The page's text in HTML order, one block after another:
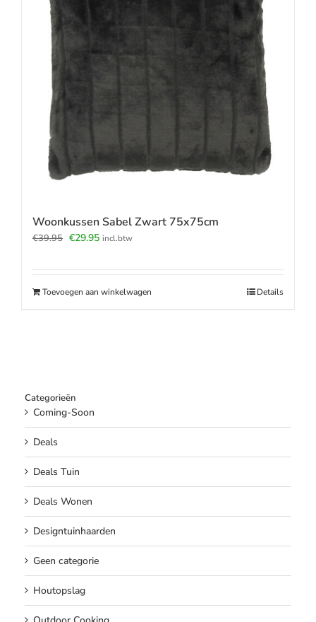
Woonkussen Sabel Zwart 75x75cm
€39.95 Oorspronkelijke
€29.95Huidige
incl.btw
Toevoegen aan winkelwagen Details
Categorieën
Coming-Soon
Deals
Deals Tuin
Deals Wonen
Designtuinhaarden
Geen categorie
Houtopslag